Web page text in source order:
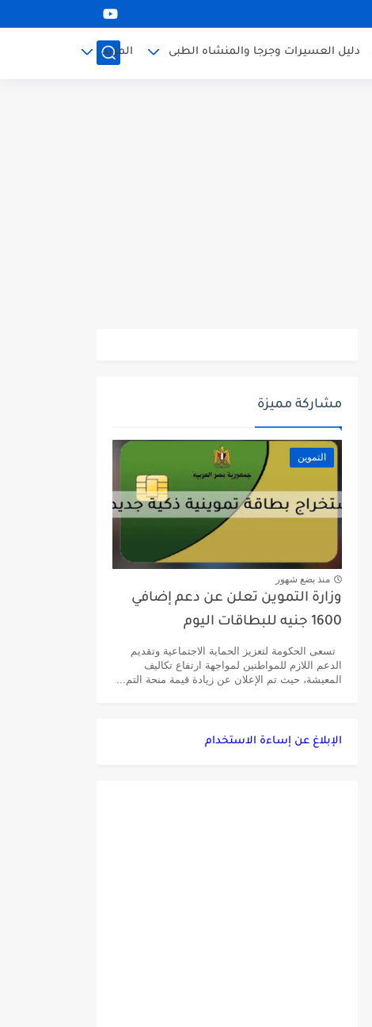
دليل العسيرات وجرجا والمنشاه الطبى المزيد
مشاركة مميزة
التموين
منذ بضع شهور
وزارة التموين تعلن عن دعم إضافي
1600 جنيه للبطاقات اليوم
تسعى الحكومة لتعزيز الحماية الاجتماعية وتقديم
الدعم اللازم للمواطنين لمواجهة ارتفاع تكاليف
المعيشة، حيث تم الإعلان عن زيادة قيمة منحة التم...
الإبلاغ عن إساءة الاستخدام